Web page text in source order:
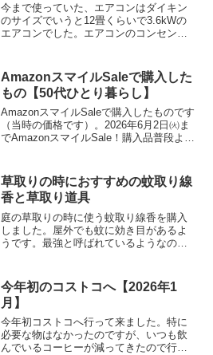
今まで使っていた、エアコンはダイキン
のサイズでいうと12畳くらいで3.6kWの
エアコンでした。エアコンのコンセント
す。14畳サイズになると、200Vのコンセ
ントに変更...
AmazonスマイルSaleで購入した
もの【50代ひとり暮らし】
AmazonスマイルSaleで購入したものです
（当時の価格です）。2026年6月2日㈫ま
でAmazonスマイルSale！購入品普段より
ひチェックしてみてください！トイ...
草取りの時におすすめの蚊取り線
香と草取り道具
庭の草取りの時に使う蚊取り線香を購入
しました。屋外でも蚊に効き目があるよ
うです。最強と呼ばれているようなの
す。これからの時期は草取りしても、汗
かきそうなので、草取りする...
今年初のコストコへ【2026年1
月】
今年初コストコへ行って来ました。特に
必要な物はなかったのですが、いつも飲
んでいるコーヒーが減ってきたので行っ